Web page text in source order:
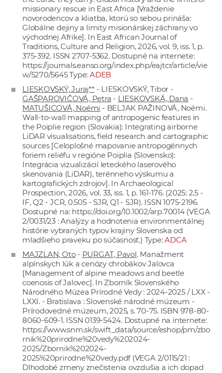
missionary rescue in East Africa [Vraždenie
novorodencov a kliatba, ktorú so sebou prináša:
Globálne dejiny a limity misionárskej záchrany vo
východnej Afrike]. In East African Journal of
Traditions, Culture and Religion, 2026, vol. 9, iss. 1, p.
375-392. ISSN 2707-5362. Dostupné na internete:
https://journals.eanso.org/index.php/eajtcr/article/vie
w/5270/5645Type: ADEB
LIESKOVSKÝ, Juraj**- LIESKOVSKÝ, Tibor -
GAŠPAROVIČOVÁ, Petra - LIESKOVSKÁ, Dana -
MATUŠICOVÁ, Noémi - BELJAK PAŽINOVÁ, Noémi.
Wall-to-wall mapping of antropogenic features in
the Poiplie region (Slovakia): Integrating airborne
LiDAR visualisations, field research and cartographic
sources [Celoplošné mapovanie antropogénnych
foriem reliéfu v regióne Poiplia (Slovensko):
Integrácia vizualizácií leteckého laserového
skenovania (LiDAR), terénneho výskumu a
kartografických zdrojov]. In Archaeological
Prospection, 2026, vol. 33, iss. 1, p. 161-176. (2025: 2.5 -
IF, Q2 - JCR, 0.505 - SJR, Q1 - SJR). ISSN 1075-2196.
Dostupné na: https://doi.org/10.1002/arp.70014(VEGA
2/0031/23 : Analýzy a hodnotenia environmentálnej
histórie vybraných typov krajiny Slovenska od
mladšieho praveku po súčasnosť.) Type:ADCA
MAJZLAN, Oto- PURGAT, Pavol. Manažment
alpínskych lúk a cenózy chrobákov Jalovca
[Management of alpine meadows and beetle
coenosis of Jalovec]. In Zborník Slovenského
Národného Múzea Prírodné Vedy : 2024-2025 / LXX -
LXXI. - Bratislava : Slovenské národné múzeum -
Prírodovedné múzeum, 2025, s. 70-75. ISBN 978-80-
8060-609-1. ISSN 0139-5424. Dostupné na internete:
https://www.snm.sk/swift_data/source/eshop/pm/zbo
rnik%20prirodne%20vedy%202024-
2025/Zbornik%202024-
2025%20prirodne%20vedy.pdf(VEGA 2/0115/21 :
Dlhodobé zmeny znečistenia ovzdušia a ich dopad